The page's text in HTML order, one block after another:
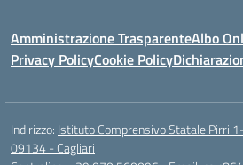
Amministrazione TrasparenteAlbo
Privacy PolicyCookie Policy
Indirizzo: Istituto Comprensivo Statale Pirri
09134 - Cagliari